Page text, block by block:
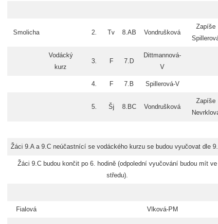
Smolicha 2. Tv 8.AB Vondrušková
Zapíše
Vodácký
kurz
3. F 7.D
Dittmannová-
V
4. F 7.B Spillerová-V
5. Šj 8.BC Vondrušková
Zapíše
Žáci 9.A a 9.C neúčastnící se vodáckého kurzu se budou vyučovat dle
Žáci 9.C budou končit po 6. hodině (odpolední vyučování budou mít ve
středu).
Fialová Vlková-PM